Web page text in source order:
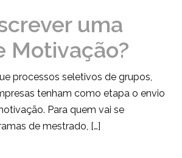
uma
Motivação?
processos seletivos de grupos,
tenham como etapa o envio
Para quem vai se
de mestrado, […]